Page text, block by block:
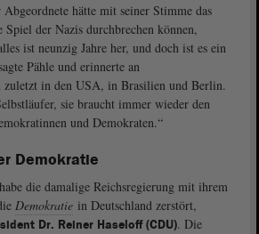
hätte mit seiner Stimme das
Spiel der Nazis durchbrechen können,
ist neunzig Jahre her, und doch ist es ein
Pähle und erinnerte an
zuletzt in den USA, in Brasilien und Berlin.
sie braucht immer wieder den
und Demokraten.“
Demokratie
die damalige Reichsregierung mit ihrem
Demokratie in Deutschland zerstört,
Dr. Reiner Haseloff (CDU). Die